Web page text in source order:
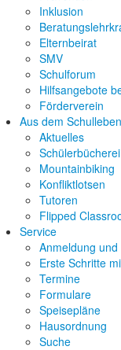
Inklusion
Elternbeirat
SMV
Schulforum
Hilfsangebote
Förderverein
Aus dem Schulleben
Aktuelles
Schülerbücherei
Mountainbiking
Konfliktlotsen
Tutoren
Flipped
Service
Anmeldung und
Erste Schritte
Termine
Formulare
Speisepläne
Hausordnung
Suche